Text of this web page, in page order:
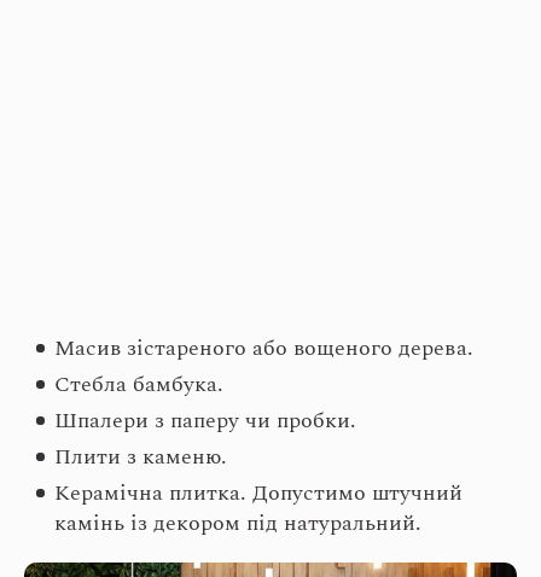
Масив зістареного або вощеного дерева.
Стебла бамбука.
Шпалери з паперу чи пробки.
Плити з каменю.
Керамічна плитка. Допустимо штучний
камінь із декором під натуральний.